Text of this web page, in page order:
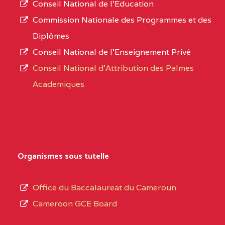
CENTRE
COLLEGE PANAFRICAIN
DE L'EXCELLENCE BP
CENTRE
COLLEGE PRIVE
CENTRE
COLLEGE PRIVE LAIC
SAINT MICHEL
L’offre
d’éducation
de
Conseil National de l’Education
Commission Nationale des Programmes et des
Diplômes
Conseil National de l’Enseignement Privé
Conseil National d'Attribution des Palmes
Academiques
Organismes sous tutelle
Office du Baccalaureat du Cameroun
Cameroon GCE Board